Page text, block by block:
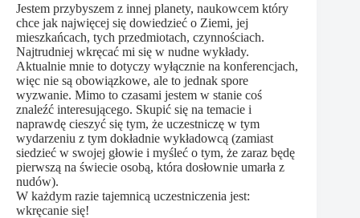
Jestem przybyszem z innej planety, naukowcem który
chce jak najwięcej się dowiedzieć o Ziemi, jej
mieszkańcach, tych przedmiotach, czynnościach.
Najtrudniej wkręcać mi się w nudne wykłady.
Aktualnie mnie to dotyczy wyłącznie na konferencjach,
więc nie są obowiązkowe, ale to jednak spore
wyzwanie. Mimo to czasami jestem w stanie coś
znaleźć interesującego. Skupić się na temacie i
naprawdę cieszyć się tym, że uczestniczę w tym
wydarzeniu z tym dokładnie wykładowcą (zamiast
siedzieć w swojej głowie i myśleć o tym, że zaraz będę
pierwszą na świecie osobą, która dosłownie umarła z
nudów).
W każdym razie tajemnicą uczestniczenia jest:
wkręcanie się!